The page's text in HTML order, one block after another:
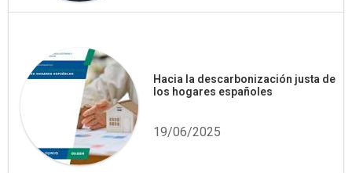
Hacia la descarbonización justa de
los hogares españoles
19/06/2025